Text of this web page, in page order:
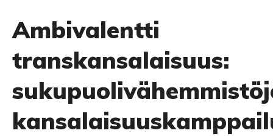
Ambivalentti
transkansalaisuus: